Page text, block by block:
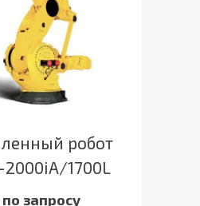
робот
2000iA/1700L
запросу